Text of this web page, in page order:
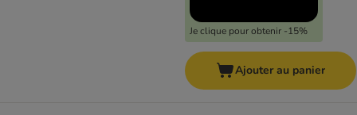
Je clique pour obtenir -15%
Ajouter au panier